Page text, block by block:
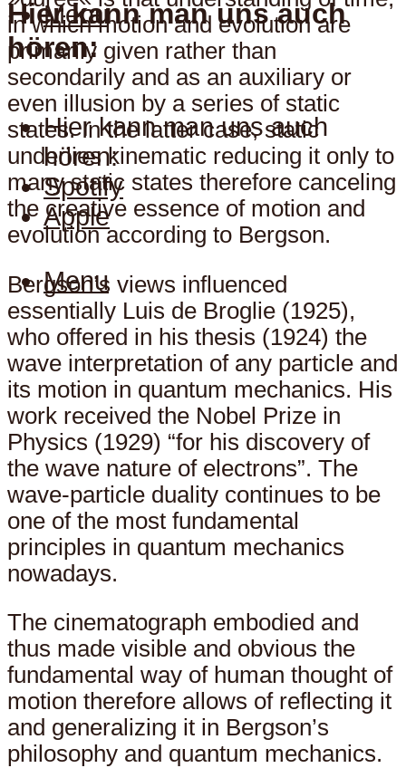
Menu
Hier kann man uns auch
hören:
Hier kann man uns auch
hören:
Spotify
Apple
Menu
in which motion and evolution are
primarily given rather than
secondarily and as an auxiliary or
even illusion by a series of static
states. In the latter case, static
underlies kinematic reducing it only to
many static states therefore canceling
the creative essence of motion and
evolution according to Bergson.
Bergson’s views influenced
essentially Luis de Broglie (1925),
who offered in his thesis (1924) the
wave interpretation of any particle and
its motion in quantum mechanics. His
work received the Nobel Prize in
Physics (1929) “for his discovery of
the wave nature of electrons”. The
wave-particle duality continues to be
one of the most fundamental
principles in quantum mechanics
nowadays.
The cinematograph embodied and
thus made visible and obvious the
fundamental way of human thought of
motion therefore allows of reflecting it
and generalizing it in Bergson’s
philosophy and quantum mechanics.